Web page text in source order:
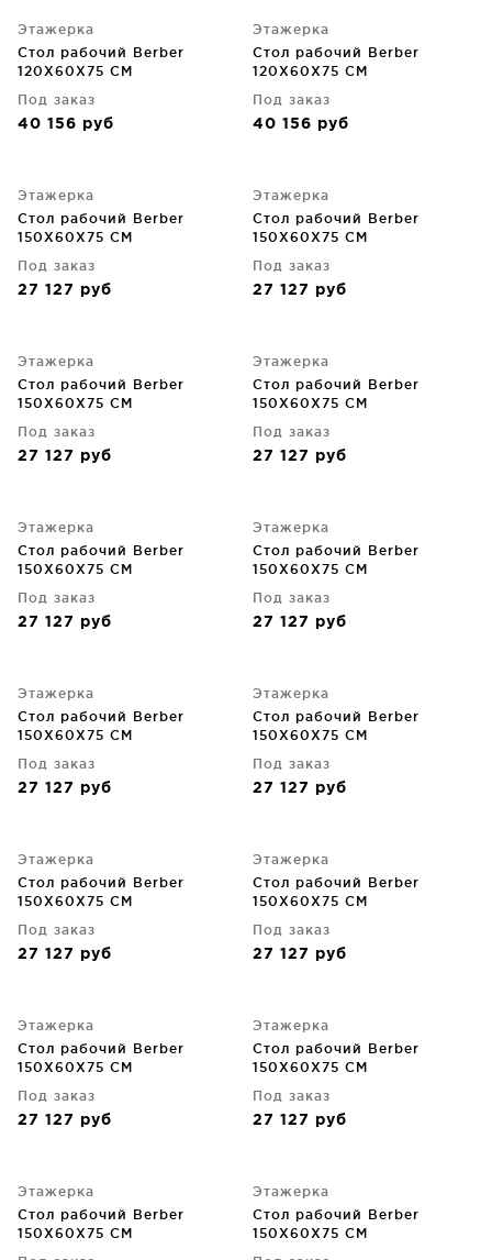
Этажерка
Стол рабочий Berber
120X60X75 CM
Под заказ
40 156 руб
Этажерка
Стол рабочий Berber
120X60X75 CM
Под заказ
40 156 руб
Этажерка
Стол рабочий Berber
150X60X75 CM
Под заказ
27 127 руб
Этажерка
Стол рабочий Berber
150X60X75 CM
Под заказ
27 127 руб
Этажерка
Стол рабочий Berber
150X60X75 CM
Под заказ
27 127 руб
Этажерка
Стол рабочий Berber
150X60X75 CM
Под заказ
27 127 руб
Этажерка
Стол рабочий Berber
150X60X75 CM
Под заказ
27 127 руб
Этажерка
Стол рабочий Berber
150X60X75 CM
Под заказ
27 127 руб
Этажерка
Стол рабочий Berber
150X60X75 CM
Под заказ
27 127 руб
Этажерка
Стол рабочий Berber
150X60X75 CM
Под заказ
27 127 руб
Этажерка
Стол рабочий Berber
150X60X75 CM
Под заказ
27 127 руб
Этажерка
Стол рабочий Berber
150X60X75 CM
Под заказ
27 127 руб
Этажерка
Стол рабочий Berber
150X60X75 CM
Под заказ
27 127 руб
Этажерка
Стол рабочий Berber
150X60X75 CM
Под заказ
27 127 руб
Этажерка
Стол рабочий Berber
150X60X75 CM
Этажерка
Стол рабочий Berber
150X60X75 CM